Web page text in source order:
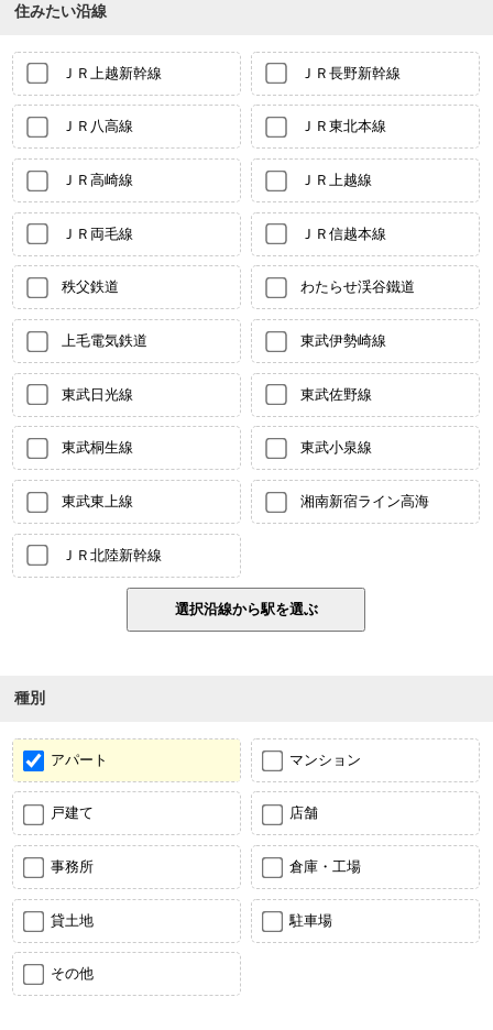
住みたい沿線
ＪＲ上越新幹線 ＪＲ長野新幹線
ＪＲ八高線 ＪＲ東北本線
ＪＲ高崎線 ＪＲ上越線
ＪＲ両毛線 ＪＲ信越本線
秩父鉄道 わたらせ渓谷鐵道
上毛電気鉄道 東武伊勢崎線
東武日光線 東武佐野線
東武桐生線 東武小泉線
東武東上線 湘南新宿ライン高海
ＪＲ北陸新幹線
種別
アパート マンション
戸建て 店舗
事務所 倉庫・工場
貸土地 駐車場
その他